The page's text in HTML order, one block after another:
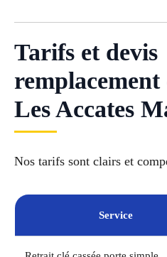
Tarifs et devis
remplacement
Les Accates
Nos tarifs sont clairs et
Service